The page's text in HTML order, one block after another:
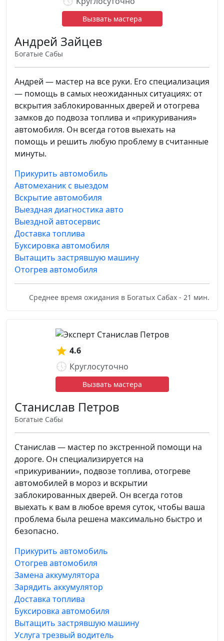
Вызвать мастера
Андрей Зайцев
Богатые Сабы
Андрей — мастер на все руки. Его специализация
— помощь в самых неожиданных ситуациях: от
вскрытия заблокированных дверей и отогрева
замков до подвоза топлива и «прикуривания»
автомобиля. Он всегда готов выехать на
помощь и решить любую проблему в считанные
минуты.
Прикурить автомобиль
Автомеханик с выездом
Вскрытие автомобиля
Выездная диагностика авто
Выездной автосервис
Доставка топлива
Буксировка автомобиля
Вытащить застрявшую машину
Отогрев автомобиля
Среднее время ожидания в Богатых Сабах - 21 мин.
4.6
Круглосуточно
Вызвать мастера
Станислав Петров
Богатые Сабы
Станислав — мастер по экстренной помощи на
дороге. Он специализируется на
«прикуривании», подвозе топлива, отогреве
автомобилей в мороз и вскрытии
заблокированных дверей. Он всегда готов
выехать к вам в любое время суток, чтобы ваша
проблема была решена максимально быстро и
безопасно.
Прикурить автомобиль
Отогрев автомобиля
Замена аккумулятора
Зарядить аккумулятор
Доставка топлива
Буксировка автомобиля
Вытащить застрявшую машину
Услуга трезвый водитель